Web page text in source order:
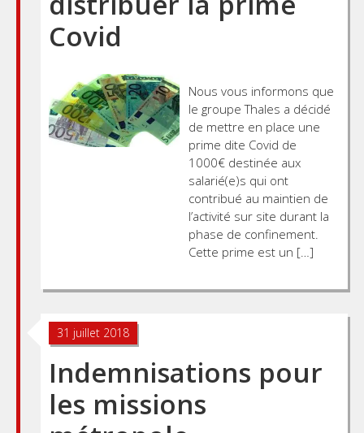
Covid
Nous vous informons que
le groupe Thales a décidé
de mettre en place une
prime dite Covid de
1000€ destinée aux
salarié(e)s qui ont
contribué au maintien de
l’activité sur site durant la
phase de confinement.
Cette prime est un […]
31 juillet 2018
Indemnisations pour
les missions